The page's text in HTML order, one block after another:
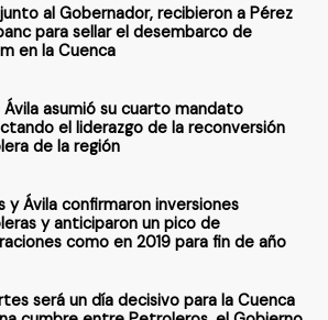
al Gobernador, recibieron a Pérez
para sellar el desembarco de
en la Cuenca
Ávila asumió su cuarto mandato
el liderazgo de la reconversión
de la región
y Ávila confirmaron inversiones
y anticiparon un pico de
como en 2019 para fin de año
será un día decisivo para la Cuenca